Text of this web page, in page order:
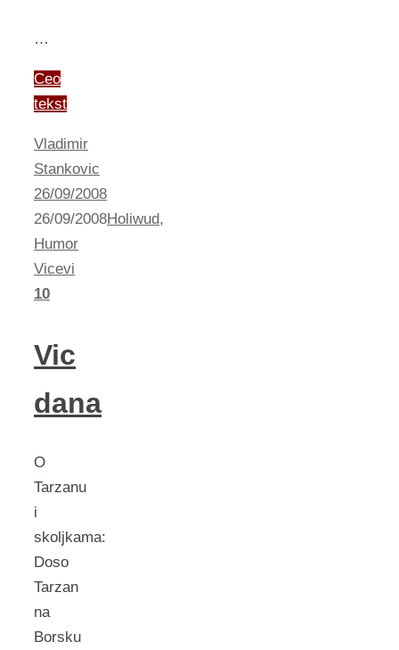
…
Ceo
tekst
Vladimir
Stankovic
26/09/2008
26/09/2008Holiwud,
Humor
Vicevi
10
Vic
dana
O
Tarzanu
i
skoljkama:
Doso
Tarzan
na
Borsku